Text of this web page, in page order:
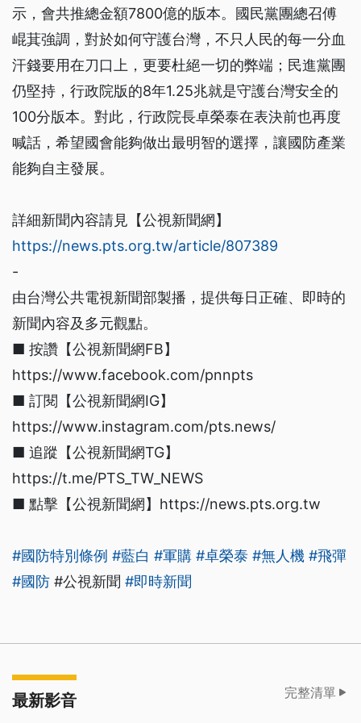
示，會共推總金額7800億的版本。國民黨團總召傅
崐萁強調，對於如何守護台灣，不只人民的每一分血
汗錢要用在刀口上，更要杜絕一切的弊端；民進黨團
仍堅持，行政院版的8年1.25兆就是守護台灣安全的
100分版本。對此，行政院長卓榮泰在表決前也再度
喊話，希望國會能夠做出最明智的選擇，讓國防產業
能夠自主發展。
詳細新聞內容請見【公視新聞網】
https://news.pts.org.tw/article/807389
-
由台灣公共電視新聞部製播，提供每日正確、即時的
新聞內容及多元觀點。
■ 按讚【公視新聞網FB】
https://www.facebook.com/pnnpts
■ 訂閱【公視新聞網IG】
https://www.instagram.com/pts.news/
■ 追蹤【公視新聞網TG】
https://t.me/PTS_TW_NEWS
■ 點擊【公視新聞網】https://news.pts.org.tw
#國防特別條例 #藍白 #軍購 #卓榮泰 #無人機 #飛彈
#國防 #公視新聞 #即時新聞
最新影音 完整清單